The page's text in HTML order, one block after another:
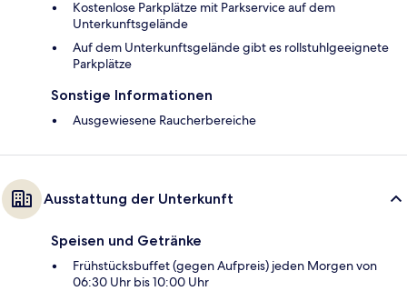
Kostenlose Parkplätze mit Parkservice auf dem
Unterkunftsgelände
Auf dem Unterkunftsgelände gibt es rollstuhlgeeignete
Parkplätze
Sonstige Informationen
Ausgewiesene Raucherbereiche
Ausstattung der Unterkunft
Speisen und Getränke
Frühstücksbuffet (gegen Aufpreis) jeden Morgen von
06:30 Uhr bis 10:00 Uhr